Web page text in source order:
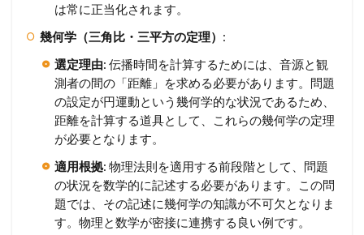
は常に正当化されます。
幾何学（三角比・三平方の定理） :
選定理由: 伝播時間を計算するためには、音源と観
測者の間の「距離」を求める必要があります。問題
の設定が円運動という幾何学的な状況であるため、
距離を計算する道具として、これらの幾何学の定理
が必要となります。
適用根拠: 物理法則を適用する前段階として、問題
の状況を数学的に記述する必要があります。この問
題では、その記述に幾何学の知識が不可欠となりま
す。物理と数学が密接に連携する良い例です。